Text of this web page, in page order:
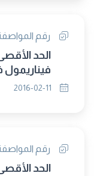
رقم المواصفة 4922 /
الحد
فيناريمول
رقم المواصفة 4923 /
الحد